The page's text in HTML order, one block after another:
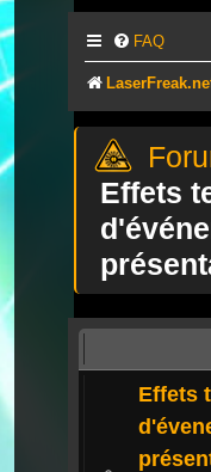
FAQ
Effets
Effets